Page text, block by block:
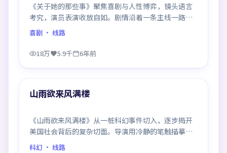
《关于她的那些事》聚焦喜剧与人性博弈，镜头语言
考究，演员表演收放自如。剧情沿着一条主线一路反
转，每次揭晓都重塑前情认知，悬念感拉满。
喜剧 · 线路
18万 5.9千 6年前
热门
山雨欲来风满楼
《山雨欲来风满楼》从一桩科幻事件切入，逐步揭开
美国社会背后的复杂切面。导演用冷静的笔触描摹人
物挣扎，沉浸感极强，看完后劲十足。
科幻 · 线路